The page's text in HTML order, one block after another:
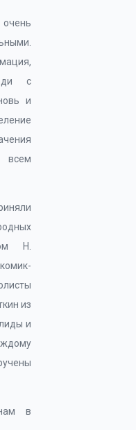
с
и
всем
Н.
из
и
в